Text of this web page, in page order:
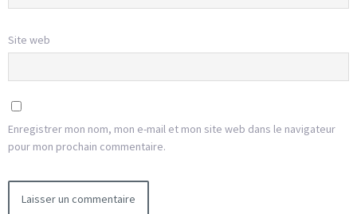
Site web
Enregistrer mon nom, mon e-mail et mon site web dans le navigateur
pour mon prochain commentaire.